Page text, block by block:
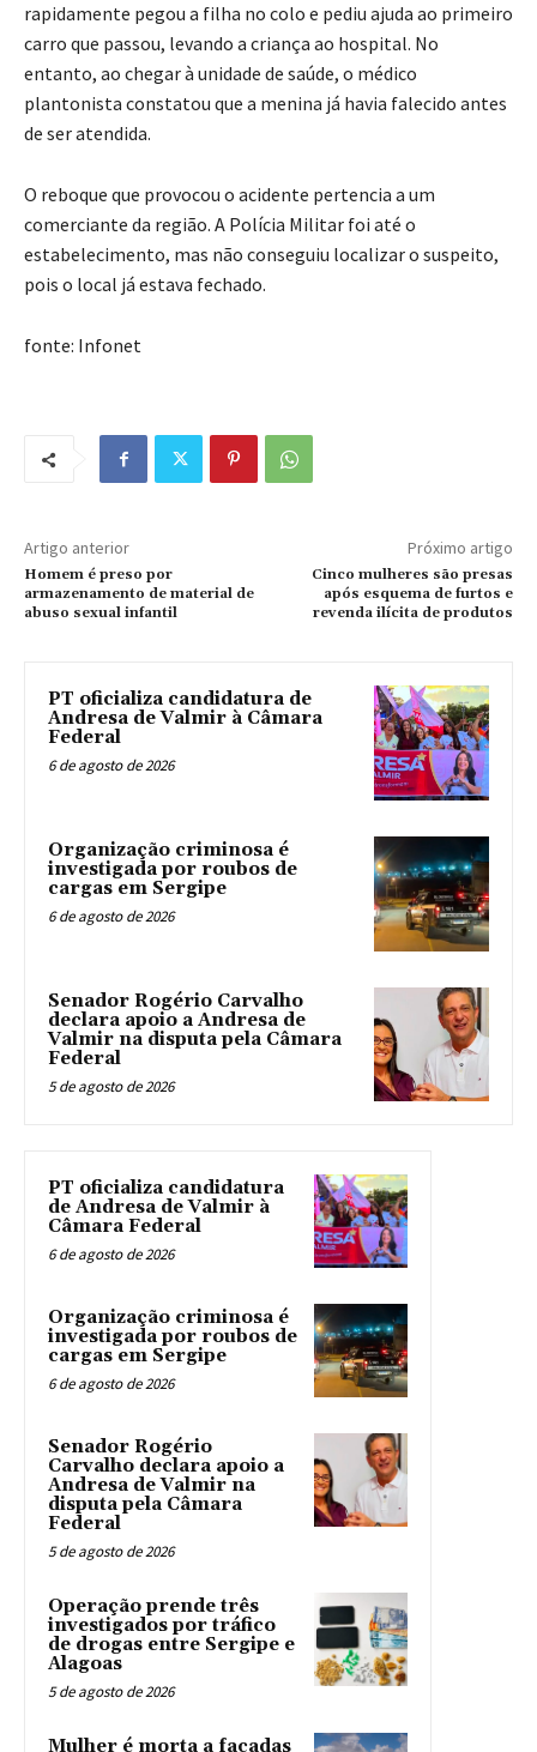
rapidamente pegou a filha no colo e pediu ajuda ao primeiro
carro que passou, levando a criança ao hospital. No
entanto, ao chegar à unidade de saúde, o médico
plantonista constatou que a menina já havia falecido antes
de ser atendida.
O reboque que provocou o acidente pertencia a um
comerciante da região. A Polícia Militar foi até o
estabelecimento, mas não conseguiu localizar o suspeito,
pois o local já estava fechado.
fonte: Infonet
Artigo anterior
Homem é preso por
armazenamento de material de
abuso sexual infantil
Próximo artigo
Cinco mulheres são presas
após esquema de furtos e
revenda ilícita de produtos
PT oficializa candidatura de
Andresa de Valmir à Câmara
Federal
6 de agosto de 2026
Organização criminosa é
investigada por roubos de
cargas em Sergipe
6 de agosto de 2026
Senador Rogério Carvalho
declara apoio a Andresa de
Valmir na disputa pela Câmara
Federal
5 de agosto de 2026
PT oficializa candidatura
de Andresa de Valmir à
Câmara Federal
6 de agosto de 2026
Organização criminosa é
investigada por roubos de
cargas em Sergipe
6 de agosto de 2026
Senador Rogério
Carvalho declara apoio a
Andresa de Valmir na
disputa pela Câmara
Federal
5 de agosto de 2026
Operação prende três
investigados por tráfico
de drogas entre Sergipe e
Alagoas
5 de agosto de 2026
Mulher é morta a facadas